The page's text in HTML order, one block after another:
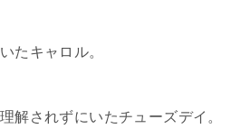
たキャロル。
解されずにいたチューズデイ。